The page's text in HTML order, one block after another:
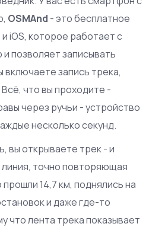
OSMAnd - этобесплатное
iOS, которое работает с
позволяет записывать
включаете запись трека,
что вы проходите -
через ручьи - устройство
несколько секунд.
вы открываете трек - и
точно повторяющая
14,7 км, поднялись на
и даже где-то
что лента трека показывает